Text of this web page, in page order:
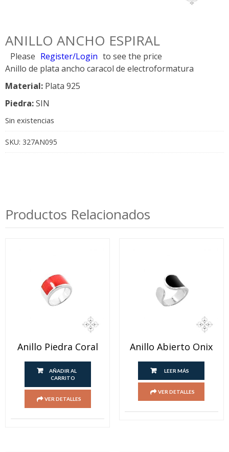
ANILLO ANCHO ESPIRAL
Please Register/Login to see the price
Anillo de plata ancho caracol de electroformatura
Material: Plata 925
Piedra:SIN
Sin existencias
SKU: 327AN095
Productos Relacionados
Anillo Piedra Coral
AÑADIR AL
CARRITO
VER DETALLES
Anillo Abierto Onix
LEER MÁS
VER DETALLES